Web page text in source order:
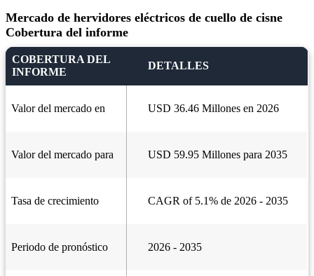
Mercado de hervidores eléctricos de cuello de cisne
Cobertura del informe
COBERTURA DEL
INFORME
DETALLES
Valor del mercado en USD 36.46 Millones en 2026
Valor del mercado para USD 59.95 Millones para 2035
Tasa de crecimiento CAGR of 5.1% de 2026 - 2035
Periodo de pronóstico 2026 - 2035